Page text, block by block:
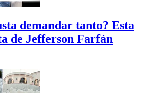
demandar tanto? Esta
de Jefferson Farfán